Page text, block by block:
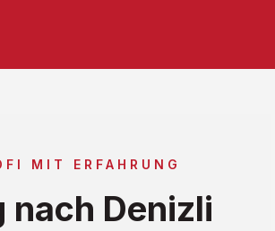
MIT ERFAHRUNG
nach Denizli